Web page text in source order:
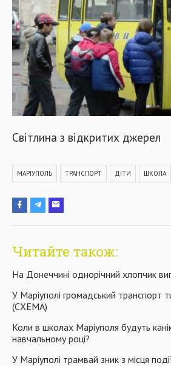
Світлина з відкритих джерел
МАРІУПОЛЬ ТРАНСПОРТ ДІТИ ШКОЛА
Читайте також:
На Донеччині однорічний хлопчик
У Маріуполі громадський транспорт
(СХЕМА)
Коли в школах Маріуполя будуть
навчальному році?
У Маріуполі трамвай зник з місця